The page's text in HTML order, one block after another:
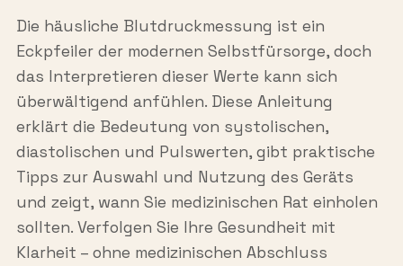
Die häusliche Blutdruckmessung ist ein
Eckpfeiler der modernen Selbstfürsorge, doch
das Interpretieren dieser Werte kann sich
überwältigend anfühlen. Diese Anleitung
erklärt die Bedeutung von systolischen,
diastolischen und Pulswerten, gibt praktische
Tipps zur Auswahl und Nutzung des Geräts
und zeigt, wann Sie medizinischen Rat einholen
sollten. Verfolgen Sie Ihre Gesundheit mit
Klarheit – ohne medizinischen Abschluss